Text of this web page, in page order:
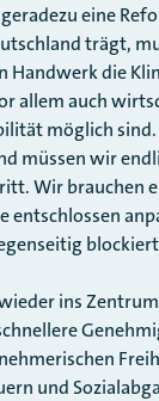
eine
trägt,
Handwerk die
allem auch
möglich sind.
müssen wir
Wir brauchen
entschlossen
ins
und